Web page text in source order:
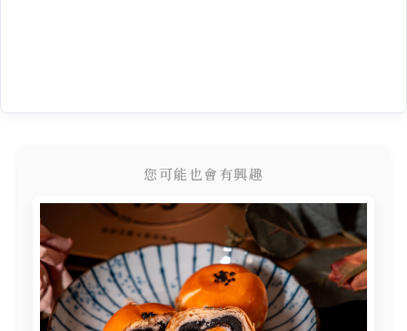
您可能也會有興趣